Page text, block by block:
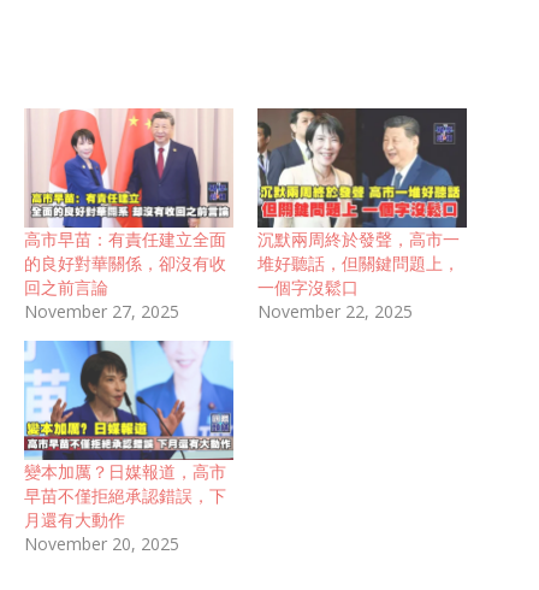
高市早苗：有責任建立全面
的良好對華關係，卻沒有收
回之前言論
November 27, 2025
沉默兩周終於發聲，高市一
堆好聽話，但關鍵問題上，
一個字沒鬆口
November 22, 2025
變本加厲？日媒報道，高市
早苗不僅拒絕承認錯誤，下
月還有大動作
November 20, 2025